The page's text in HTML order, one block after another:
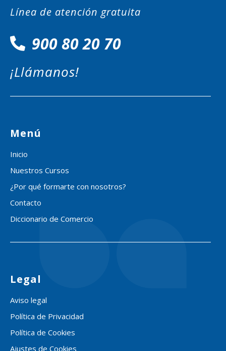
Línea de atención gratuita
900 80 20 70
¡Llámanos!
Menú
Inicio
Nuestros Cursos
¿Por qué formarte con nosotros?
Contacto
Diccionario de Comercio
Legal
Aviso legal
Política de Privacidad
Política de Cookies
Ajustes de Cookies